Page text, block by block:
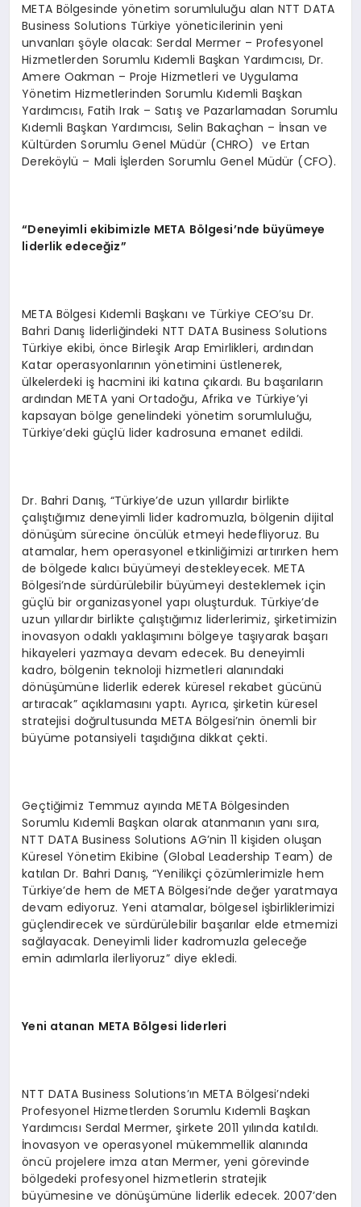
META Bölgesinde yönetim sorumluluğu alan NTT DATA
Business Solutions Türkiye yöneticilerinin yeni
unvanları şöyle olacak: Serdal Mermer – Profesyonel
Hizmetlerden Sorumlu Kıdemli Başkan Yardımcısı, Dr.
Amere Oakman – Proje Hizmetleri ve Uygulama
Yönetim Hizmetlerinden Sorumlu Kıdemli Başkan
Yardımcısı, Fatih Irak – Satış ve Pazarlamadan Sorumlu
Kıdemli Başkan Yardımcısı, Selin Bakaçhan – İnsan ve
Kültürden Sorumlu Genel Müdür (CHRO) ve Ertan
Dereköylü – Mali İşlerden Sorumlu Genel Müdür (CFO).
“Deneyimli ekibimizle META Bölgesi’nde büyümeye
liderlik edeceğiz”
META Bölgesi Kıdemli Başkanı ve Türkiye CEO’su Dr.
Bahri Danış liderliğindeki NTT DATA Business Solutions
Türkiye ekibi, önce Birleşik Arap Emirlikleri, ardından
Katar operasyonlarının yönetimini üstlenerek,
ülkelerdeki iş hacmini iki katına çıkardı. Bu başarıların
ardından META yani Ortadoğu, Afrika ve Türkiye’yi
kapsayan bölge genelindeki yönetim sorumluluğu,
Türkiye’deki güçlü lider kadrosuna emanet edildi.
Dr. Bahri Danış, “Türkiye’de uzun yıllardır birlikte
çalıştığımız deneyimli lider kadromuzla, bölgenin dijital
dönüşüm sürecine öncülük etmeyi hedefliyoruz. Bu
atamalar, hem operasyonel etkinliğimizi artırırken hem
de bölgede kalıcı büyümeyi destekleyecek. META
Bölgesi’nde sürdürülebilir büyümeyi desteklemek için
güçlü bir organizasyonel yapı oluşturduk. Türkiye’de
uzun yıllardır birlikte çalıştığımız liderlerimiz, şirketimizin
inovasyon odaklı yaklaşımını bölgeye taşıyarak başarı
hikayeleri yazmaya devam edecek. Bu deneyimli
kadro, bölgenin teknoloji hizmetleri alanındaki
dönüşümüne liderlik ederek küresel rekabet gücünü
artıracak” açıklamasını yaptı. Ayrıca, şirketin küresel
stratejisi doğrultusunda META Bölgesi’nin önemli bir
büyüme potansiyeli taşıdığına dikkat çekti.
Geçtiğimiz Temmuz ayında META Bölgesinden
Sorumlu Kıdemli Başkan olarak atanmanın yanı sıra,
NTT DATA Business Solutions AG’nin 11 kişiden oluşan
Küresel Yönetim Ekibine (Global Leadership Team) de
katılan Dr. Bahri Danış, “Yenilikçi çözümlerimizle hem
Türkiye’de hem de META Bölgesi’nde değer yaratmaya
devam ediyoruz. Yeni atamalar, bölgesel işbirliklerimizi
güçlendirecek ve sürdürülebilir başarılar elde etmemizi
sağlayacak. Deneyimli lider kadromuzla geleceğe
emin adımlarla ilerliyoruz” diye ekledi.
Yeni atanan META Bölgesi liderleri
NTT DATA Business Solutions’ın META Bölgesi’ndeki
Profesyonel Hizmetlerden Sorumlu Kıdemli Başkan
Yardımcısı Serdal Mermer, şirkete 2011 yılında katıldı.
İnovasyon ve operasyonel mükemmellik alanında
öncü projelere imza atan Mermer, yeni görevinde
bölgedeki profesyonel hizmetlerin stratejik
büyümesine ve dönüşümüne liderlik edecek. 2007’den